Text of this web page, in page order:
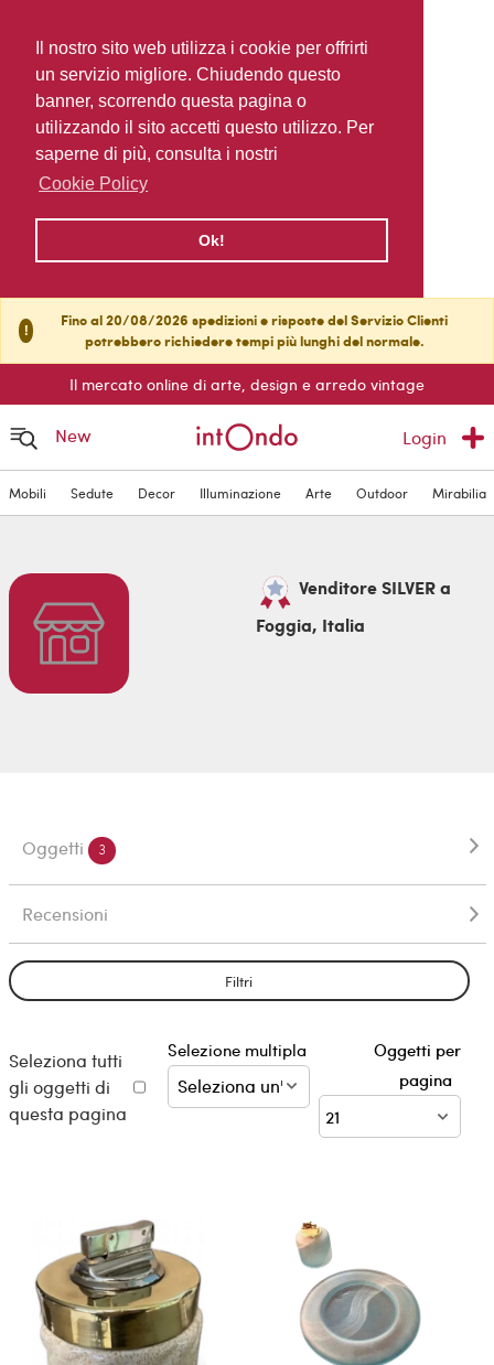
Il nostro sito web utilizza i cookie per offrirti
un servizio migliore. Chiudendo questo
banner, scorrendo questa pagina o
utilizzando il sito accetti questo utilizzo. Per
saperne di più, consulta i nostri
Cookie Policy
Ok!
!
Fino al 20/08/2026 spedizioni e risposte del Servizio Clienti
potrebbero richiedere tempi più lunghi del normale.
Il mercato online di arte, design e arredo vintage
New Login
Mobili Sedute Decor Illuminazione Arte Outdoor Mirabilia
Venditore SILVER a
Foggia, Italia
Oggetti 3
Recensioni
Filtri
Seleziona tutti
gli oggetti di
questa pagina
Selezione multipla
Oggetti per
pagina